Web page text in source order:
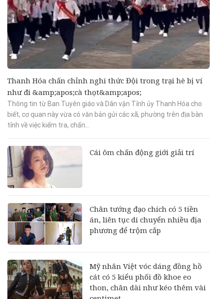
Thanh Hóa chấn chỉnh nghi thức Đội trong trại hè bị ví
như đi &amp;apos;cà thọt&amp;apos;
Thông tin từ Ban Tuyên giáo và Dân vận Tỉnh ủy Thanh Hóa cho
biết, cơ quan này vừa có văn bản gửi các xã, phường trên địa bàn
tỉnh về việc kiểm tra, chấn...
Cái ôm chấn động giới giải trí
Chân tướng đạo chích có 5 tiền
án, liên tục di chuyển nhiều địa
phương để trộm cắp
Mỹ nhân Việt vóc dáng đồng hồ
cát có 5 kiểu phối đồ khoe eo
thon, chân dài như kéo thêm vài